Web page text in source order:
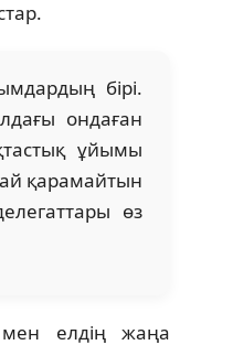
бірі.
ондаған
ұйымы
қарамайтын
өз
елдің жаңа